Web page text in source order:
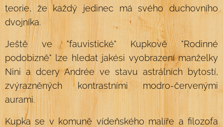
teorie, že každý jedinec má svého duchovního
dvojníka.
Ještě ve "fauvistické" Kupkově "Rodinné
podobizně" lze hledat jakési vyobrazení manželky
Nini a dcery Andrée ve stavu astrálních bytostí,
zvýrazněných kontrastními modro-červenými
aurami.
Kupka se v komuně vídeňského malíře a filozofa